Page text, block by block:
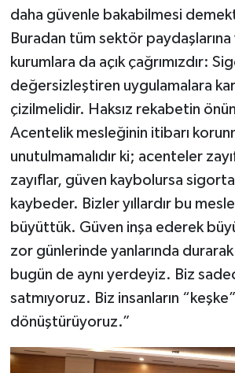
daha güvenle bakabilmesi
Buradan tüm sektör
kurumlara da açık çağrımızdır:
değersizleştiren uygulamalara
çizilmelidir. Haksız rekabetin
Acentelik mesleğinin itibarı
unutulmamalıdır ki; acenteler
zayıflar, güven kaybolursa
kaybeder. Bizler yıllardır bu
büyüttük. Güven inşa ederek
zor günlerinde yanlarında
bugün de aynı yerdeyiz. Biz
satmıyoruz. Biz insanların
dönüştürüyoruz.”